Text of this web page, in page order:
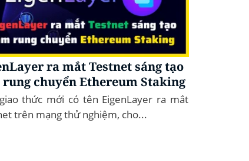
ra mắt Testnet sáng tạo
chuyển Ethereum Staking
thức mới có tên EigenLayer ra mắt
trên mạng thử nghiệm, cho...